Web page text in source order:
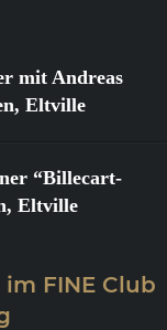
mit Andreas
Eltville
“Billecart-
Eltville
FINE Club